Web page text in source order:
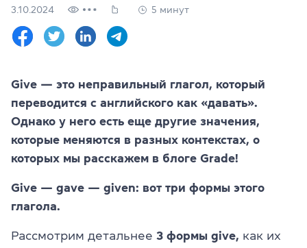
Язык сайта
(063) 580 11 00
(098) 580 11 00
г. Киев, метро Золотые Ворота, ул. Ярославов Вал, 13/2-б,
3.10.2024 5 минут
Give — это неправильный глагол, который
переводится с английского как «давать».
Однако у него есть еще другие значения,
которые меняются в разных контекстах, о
которых мы расскажем в блоге Grade!
Give — gave — given: вот три формы этого
глагола.
Рассмотрим детальнее 3 формы give, как их